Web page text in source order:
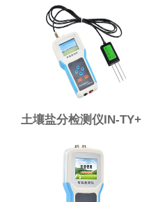
土壤盐分检测仪IN-TY+